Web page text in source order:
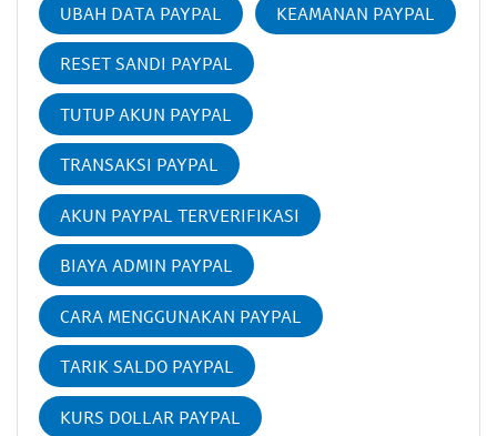
UBAH DATA PAYPAL KEAMANAN PAYPAL
RESET SANDI PAYPAL
TUTUP AKUN PAYPAL
TRANSAKSI PAYPAL
AKUN PAYPAL TERVERIFIKASI
BIAYA ADMIN PAYPAL
CARA MENGGUNAKAN PAYPAL
TARIK SALDO PAYPAL
KURS DOLLAR PAYPAL